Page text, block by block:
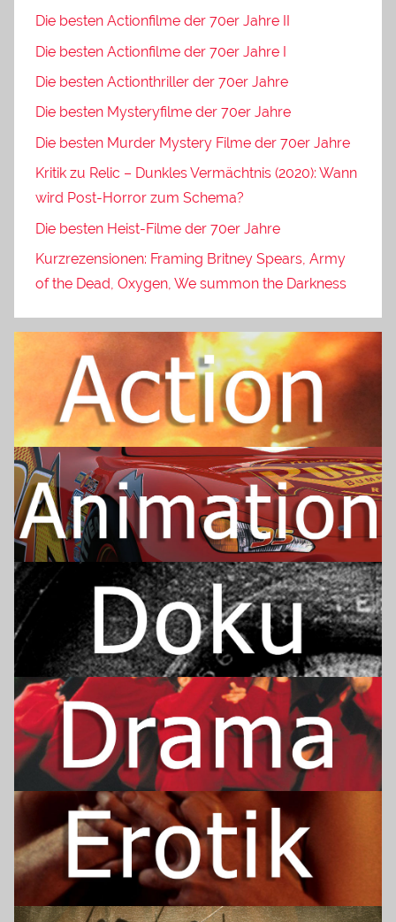
Die besten Actionfilme der 70er Jahre II
Die besten Actionfilme der 70er Jahre I
Die besten Actionthriller der 70er Jahre
Die besten Mysteryfilme der 70er Jahre
Die besten Murder Mystery Filme der 70er Jahre
Kritik zu Relic – Dunkles Vermächtnis (2020): Wann
wird Post-Horror zum Schema?
Die besten Heist-Filme der 70er Jahre
Kurzrezensionen: Framing Britney Spears, Army
of the Dead, Oxygen, We summon the Darkness